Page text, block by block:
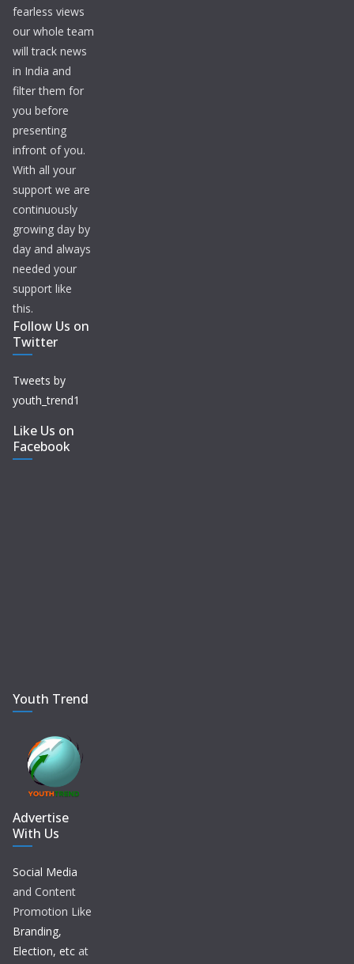
fearless views
our whole team
will track news
in India and
filter them for
you before
presenting
infront of you.
With all your
support we are
continuously
growing day by
day and always
needed your
support like
this.
Follow Us on
Twitter
Tweets by
youth_trend1
Like Us on
Facebook
Youth Trend
Advertise
With Us
Social Media
and Content
Promotion Like
Branding,
Election, etc at